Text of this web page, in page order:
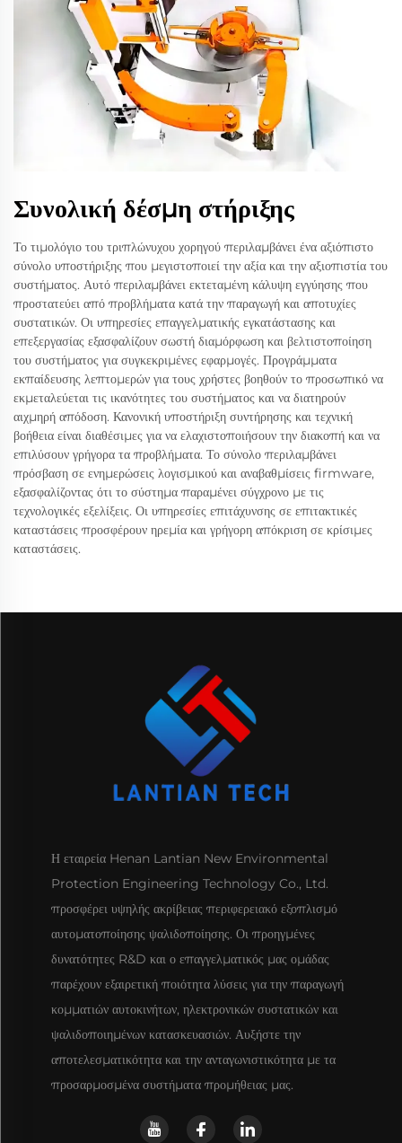
Συνολική δέσμη στήριξης
Το τιμολόγιο του τριπλώνυχου χορηγού περιλαμβάνει ένα αξιόπιστο
σύνολο υποστήριξης που μεγιστοποιεί την αξία και την αξιοπιστία του
συστήματος. Αυτό περιλαμβάνει εκτεταμένη κάλυψη εγγύησης που
προστατεύει από προβλήματα κατά την παραγωγή και αποτυχίες
συστατικών. Οι υπηρεσίες επαγγελματικής εγκατάστασης και
επεξεργασίας εξασφαλίζουν σωστή διαμόρφωση και βελτιστοποίηση
του συστήματος για συγκεκριμένες εφαρμογές. Προγράμματα
εκπαίδευσης λεπτομερών για τους χρήστες βοηθούν το προσωπικό να
εκμεταλεύεται τις ικανότητες του συστήματος και να διατηρούν
αιχμηρή απόδοση. Κανονική υποστήριξη συντήρησης και τεχνική
βοήθεια είναι διαθέσιμες για να ελαχιστοποιήσουν την διακοπή και να
επιλύσουν γρήγορα τα προβλήματα. Το σύνολο περιλαμβάνει
πρόσβαση σε ενημερώσεις λογισμικού και αναβαθμίσεις firmware,
εξασφαλίζοντας ότι το σύστημα παραμένει σύγχρονο με τις
τεχνολογικές εξελίξεις. Οι υπηρεσίες επιτάχυνσης σε επιτακτικές
καταστάσεις προσφέρουν ηρεμία και γρήγορη απόκριση σε κρίσιμες
καταστάσεις.
Η εταιρεία Henan Lantian New Environmental
Protection Engineering Technology Co., Ltd.
προσφέρει υψηλής ακρίβειας περιφερειακό εξοπλισμό
αυτοματοποίησης ψαλιδοποίησης. Οι προηγμένες
δυνατότητες R&D και ο επαγγελματικός μας ομάδας
παρέχουν εξαιρετική ποιότητα λύσεις για την παραγωγή
κομματιών αυτοκινήτων, ηλεκτρονικών συστατικών και
ψαλιδοποιημένων κατασκευασιών. Αυξήστε την
αποτελεσματικότητα και την ανταγωνιστικότητα με τα
προσαρμοσμένα συστήματα προμήθειας μας.